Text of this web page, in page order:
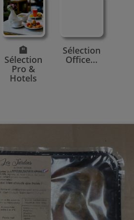
🏨
Sélection
Pro &
Hotels
Sélection
Office...